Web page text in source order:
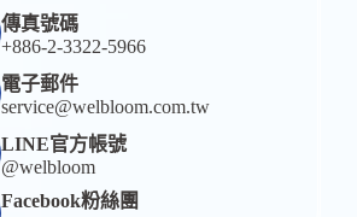
傳真號碼
+886-2-3322-5966
電子郵件
service@welbloom.com.tw
LINE官方帳號
@welbloom
Facebook粉絲團